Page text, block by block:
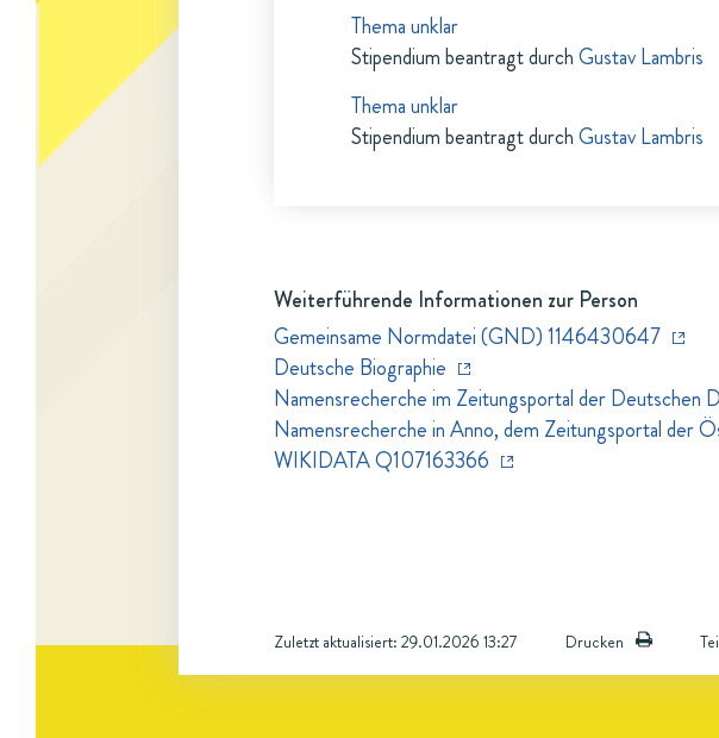
Thema unklar
Stipendium beantragt durchGustav Lambris
Thema unklar
Stipendium beantragt durchGustav Lambris
Weiterführende Informationen zur Person
Gemeinsame Normdatei (GND) 1146430647
Deutsche Biographie
Namensrecherche im Zeitungsportal der Deutschen
Namensrecherche in Anno, dem Zeitungsportal der
WIKIDATA Q107163366
Zuletzt aktualisiert: 29.01.2026 13:27 Drucken